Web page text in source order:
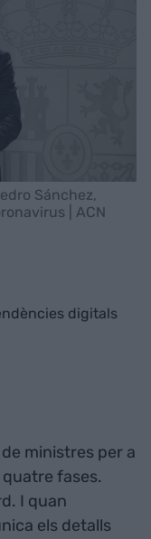
Sánchez,
| ACN
digitals
ministres per a
fases.
I quan
els detalls